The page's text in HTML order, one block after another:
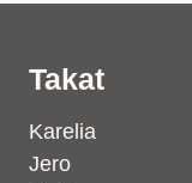
Takat
Karelia
Jero